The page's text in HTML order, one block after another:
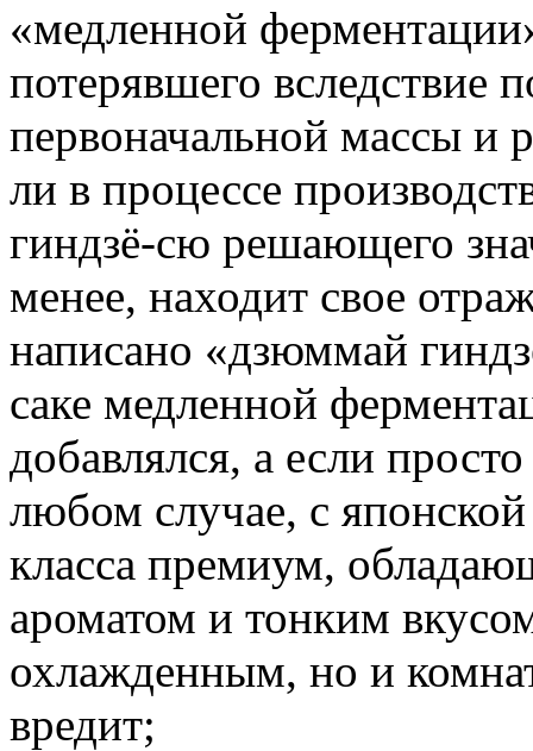
«медленной
потерявшего вследствие
первоначальной массы и
ли в процессе
гиндзё-сю решающего
менее, находит свое
написано «дзюммай
саке медленной
добавлялся, а если
любом случае, с
класса премиум,
ароматом и тонким
охлажденным, но и
вредит;